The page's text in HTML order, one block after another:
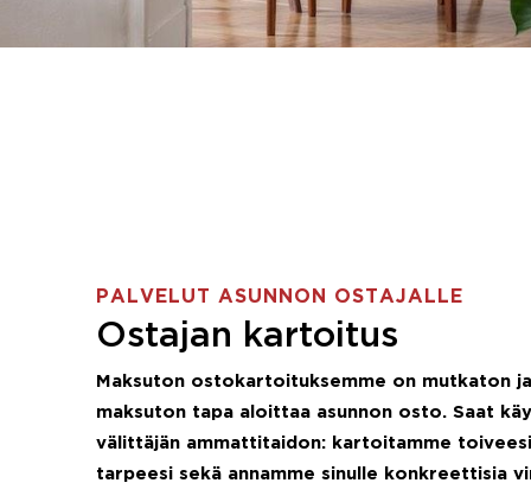
PALVELUT ASUNNON OSTAJALLE
Ostajan kartoitus
Maksuton ostokartoituksemme on mutkaton ja
maksuton tapa aloittaa asunnon osto. Saat
välittäjän ammattitaidon: kartoitamme
tarpeesi sekä annamme sinulle konkreettisia